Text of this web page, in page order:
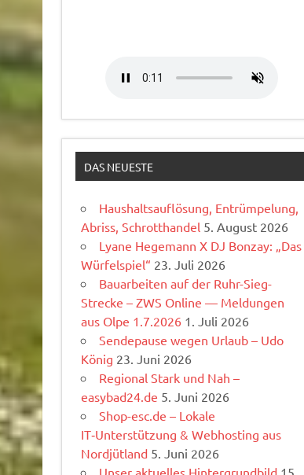
DAS NEUESTE
Haushaltsauflösung, Entrümpelung,
Abriss, Schrotthandel 5. August 2026
Lyane Hegemann X DJ Bonzay: „Das
Würfelspiel“ 23. Juli 2026
Bauarbeiten auf der Ruhr-Sieg-
Strecke – ZWS Online — Meldungen
aus Olpe 1.7.2026 1. Juli 2026
Sendepause wegen Urlaub – Udo
König 23. Juni 2026
Regional Stark und Nah –
easybad24.de 5. Juni 2026
Shop-esc.de – Lokale
IT‑Unterstützung & Webhosting aus
Nordjütland 5. Juni 2026